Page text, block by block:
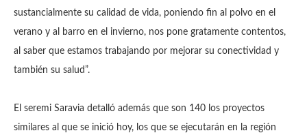
sustancialmente su calidad de vida, poniendo fin al polvo en el
verano y al barro en el invierno, nos pone gratamente contentos,
al saber que estamos trabajando por mejorar su conectividad y
también su salud”.
El seremi Saravia detalló además que son 140 los proyectos
similares al que se inició hoy, los que se ejecutarán en la región